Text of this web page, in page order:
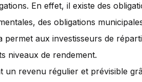
En effet, il existe des
des obligations
permet aux investisseurs de
niveaux de rendement.
un revenu régulier et prévisible